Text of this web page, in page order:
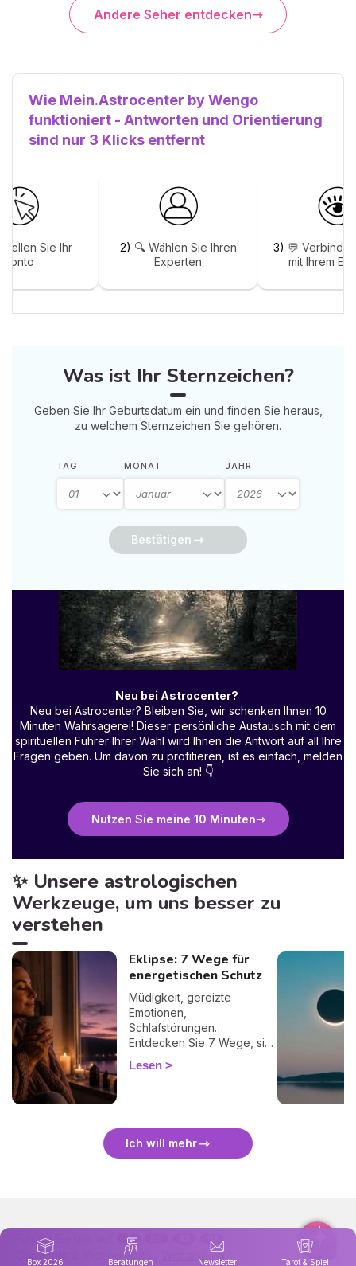
Andere Seher entdecken
Wie Mein.Astrocenter by Wengo
funktioniert - Antworten und Orientierung
sind nur 3 Klicks entfernt
Sie Ihr
Konto
2) 🔍 Wählen Sie Ihren
Experten
3) 💬
mit Ihrem
Was ist Ihr Sternzeichen?
Geben Sie Ihr Geburtsdatum ein und finden Sie heraus,
zu welchem Sternzeichen Sie gehören.
TAG MONAT JAHR
Bestätigen
Neu bei Astrocenter?
Neu bei Astrocenter? Bleiben Sie, wir schenken Ihnen 10
Minuten Wahrsagerei! Dieser persönliche Austausch mit dem
spirituellen Führer Ihrer Wahl wird Ihnen die Antwort auf all Ihre
Fragen geben. Um davon zu profitieren, ist es einfach, melden
Sie sich an! 👇
Nutzen Sie meine 10 Minuten
✨ Unsere astrologischen
Werkzeuge, um uns besser zu
verstehen
Eklipse: 7 Wege für
energetischen Schutz
Müdigkeit, gereizte
Emotionen,
Schlafstörungen…
Entdecken Sie 7 Wege, sich
bei einer Finsternis
energetisch zu schützen
Lesen
Ich will mehr
Box 2026 Beratungen Newsletter Tarot & Spiel
Copyright © Wengo 2026 | Wer sind wir?
Folgen Sie uns auf